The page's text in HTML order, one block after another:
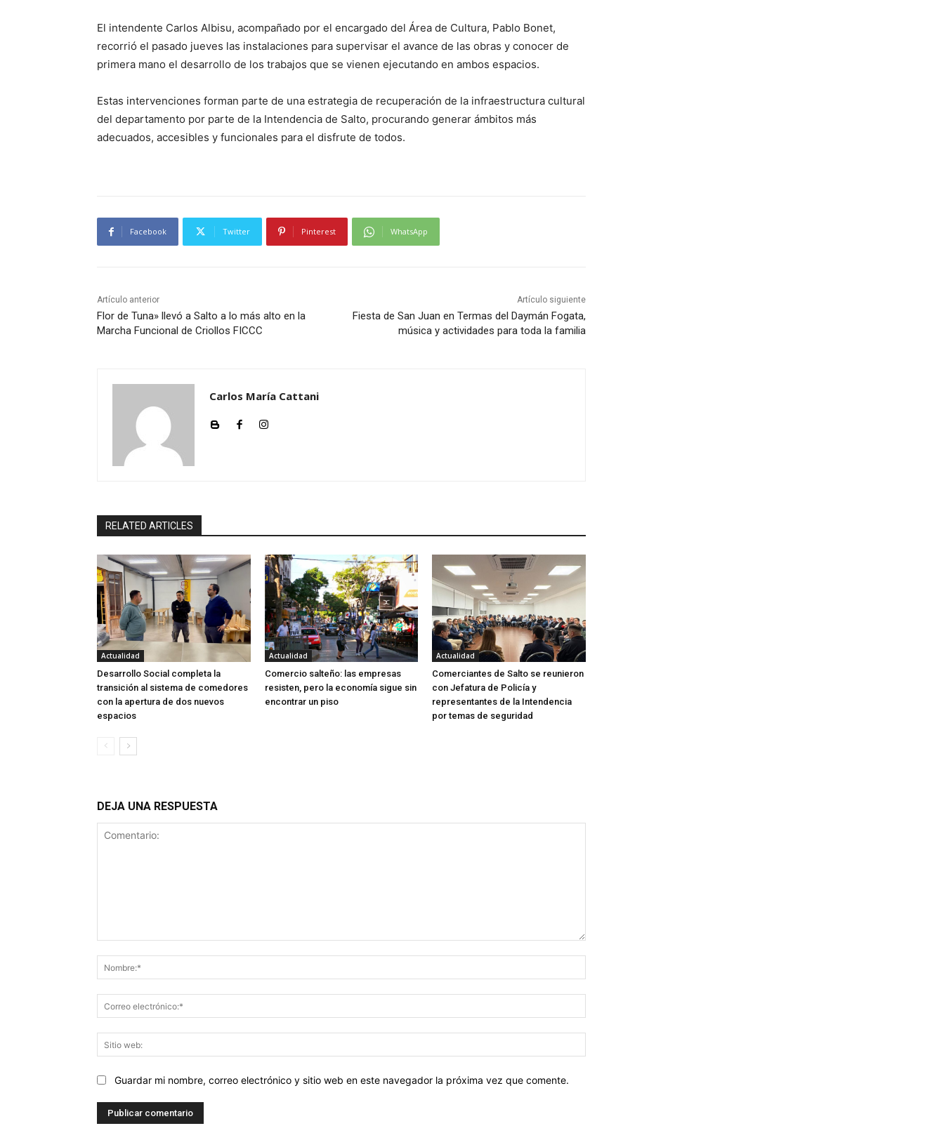
El intendente Carlos Albisu, acompañado por el encargado del Área de Cultura, Pablo Bonet,
recorrió el pasado jueves las instalaciones para supervisar el avance de las obras y conocer de
primera mano el desarrollo de los trabajos que se vienen ejecutando en ambos espacios.
Estas intervenciones forman parte de una estrategia de recuperación de la infraestructura cultural
del departamento por parte de la Intendencia de Salto, procurando generar ámbitos más
adecuados, accesibles y funcionales para el disfrute de todos.
Facebook Twitter Pinterest WhatsApp
Artículo anterior
Flor de Tuna» llevó a Salto a lo más alto en la
Marcha Funcional de Criollos FICCC
Artículo siguiente
Fiesta de San Juan en Termas del Daymán Fogata,
música y actividades para toda la familia
Carlos María Cattani
RELATED ARTICLES
Actualidad
Desarrollo Social completa la
transición al sistema de comedores
con la apertura de dos nuevos
espacios
Actualidad
Comercio salteño: las empresas
resisten, pero la economía sigue sin
encontrar un piso
Actualidad
Comerciantes de Salto se reunieron
con Jefatura de Policía y
representantes de la Intendencia
por temas de seguridad
DEJA UNA RESPUESTA
electrónico:*
web:
Guardar mi nombre, correo electrónico y sitio web en este navegador la próxima vez que comente.